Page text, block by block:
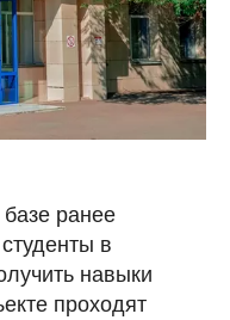
ранее
в
навыки
проходят